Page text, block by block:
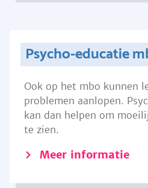
Psycho-educatie
Ook op het mbo kunnen
problemen aanlopen.
kan dan helpen om
te zien.
Meer informatie